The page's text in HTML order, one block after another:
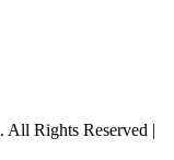
. All Rights Reserved |